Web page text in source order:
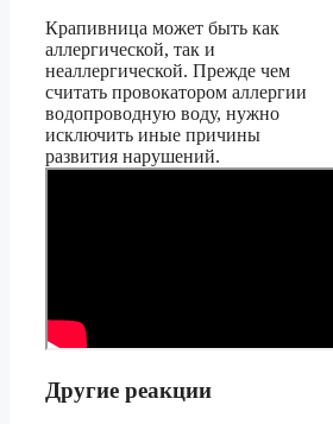
Крапивница может быть как
аллергической, так и
неаллергической. Прежде чем
считать провокатором аллергии
водопроводную воду, нужно
исключить иные причины
развития нарушений.
Другие реакции